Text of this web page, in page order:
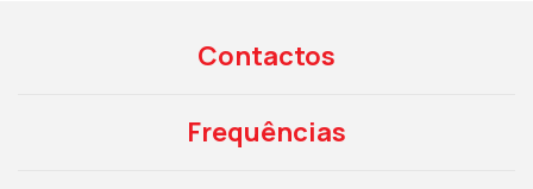
Contactos
Frequências